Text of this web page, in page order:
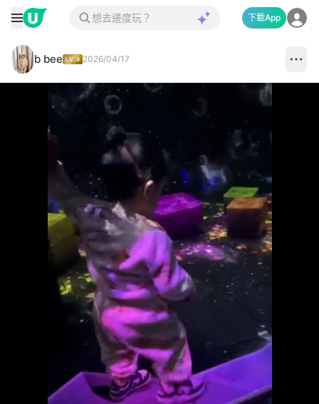
下載App
b bee 2026/04/17